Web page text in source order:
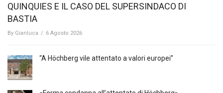
QUINQUIES E IL CASO DEL SUPERSINDACO DI
BASTIA
By Gianluca / 6 Agosto 2026
“A Höchberg vile attentato a valori europei”